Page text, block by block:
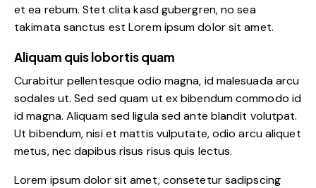
et ea rebum. Stet clita kasd gubergren, no sea
takimata sanctus est Lorem ipsum dolor sit amet.
Aliquam quis lobortis quam
Curabitur pellentesque odio magna, id malesuada arcu
sodales ut. Sed sed quam ut ex bibendum commodo id
id magna. Aliquam sed ligula sed ante blandit volutpat.
Ut bibendum, nisi et mattis vulputate, odio arcu aliquet
metus, nec dapibus risus risus quis lectus.
Lorem ipsum dolor sit amet, consetetur sadipscing